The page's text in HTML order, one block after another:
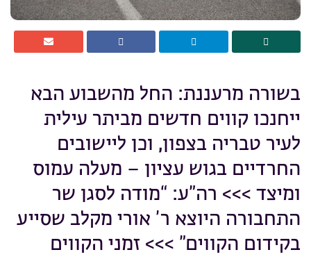
בשורה מרעננת: החל מהשבוע הבא
ייחנכו קווים חדשים מביתר עילית
לעיר טבריה בצפון, וכן ליישובים
החרדיים בגוש עציון – מעלה עמוס
ומיצד >>> רה”ע: “מודה לסגן שר
התחבורה היוצא ר’ אורי מקלב שסייע
בקידום הקווים” >>> זמני הקווים